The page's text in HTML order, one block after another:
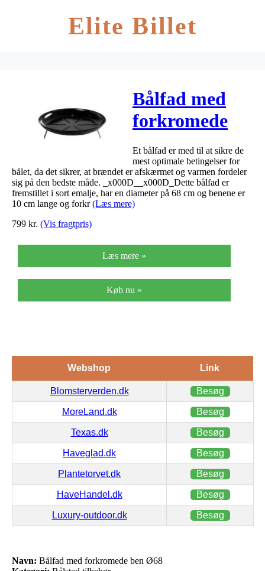
Elite Billet
Bålfad med
forkromede
ben Ø68
Et bålfad er med til at sikre de
mest optimale betingelser for
bålet, da det sikrer, at brændet er afskærmet og varmen fordeler
sig på den bedste måde. _x000D__x000D_Dette bålfad er
fremstillet i sort emalje, har en diameter på 68 cm og benene er
10 cm lange og forkr(Læs mere)
799 kr. (Vis fragtpris)
Læs mere »
Køb nu »
Webshop Link
Blomsterverden.dk Besøg
MoreLand.dk Besøg
Texas.dk Besøg
Haveglad.dk Besøg
Plantetorvet.dk Besøg
HaveHandel.dk Besøg
Luxury-outdoor.dk Besøg
Navn: Bålfad med forkromede ben Ø68